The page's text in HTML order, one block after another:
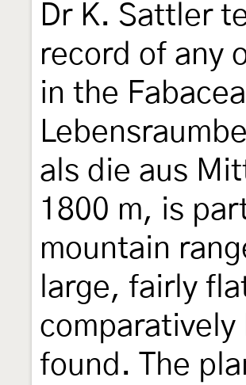
Dr K. Sattler
record of any
in the
als die aus
1800 m, is
mountain
large, fairly
comparatively
found. The